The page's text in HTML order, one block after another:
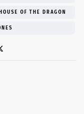
OF THE DRAGON